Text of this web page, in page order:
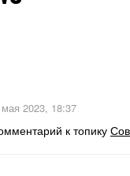
2023, 18:37
к топику